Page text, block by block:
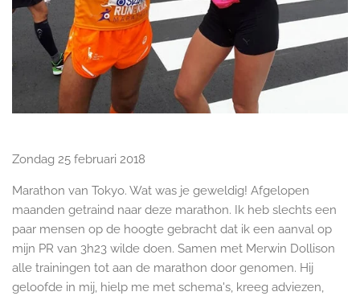
Zondag 25 februari 2018
Marathon van Tokyo. Wat was je geweldig! Afgelopen
maanden getraind naar deze marathon. Ik heb slechts een
paar mensen op de hoogte gebracht dat ik een aanval op
mijn PR van 3h23 wilde doen. Samen met Merwin Dollison
alle trainingen tot aan de marathon door genomen. Hij
geloofde in mij, hielp me met schema's, kreeg adviezen,